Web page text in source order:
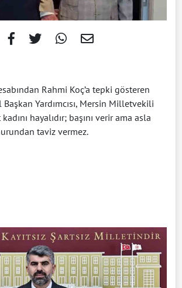
Rahmi Koç’a tepki gösteren
Başkan Yardımcısı, Mersin Milletvekili
hayalıdır; başını verir ama asla
taviz vermez.